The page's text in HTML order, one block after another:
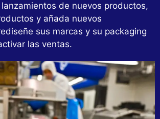
de nuevos productos,
y añada nuevos
sus marcas y su packaging
las ventas.